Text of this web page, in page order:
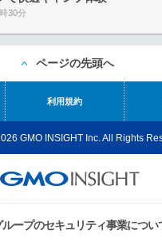
30分
ページの先頭へ
利用規約
GMO INSIGHT Inc. All Rights
ープのセキュリティ事業につい